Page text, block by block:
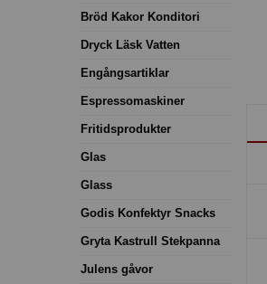
Bröd Kakor Konditori
Dryck Läsk Vatten
Engångsartiklar
Espressomaskiner
Fritidsprodukter
Glas
Glass
Godis Konfektyr Snacks
Gryta Kastrull Stekpanna
Julens gåvor